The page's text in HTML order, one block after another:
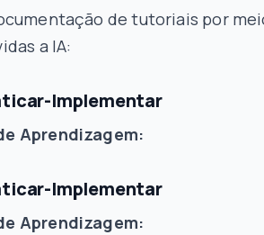
de tutoriais por
a IA:
Implementar
Aprendizagem:
Implementar
Aprendizagem: